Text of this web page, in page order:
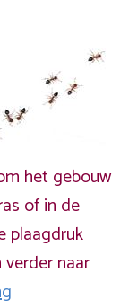
het gebouw
of in de
plaagdruk
naar